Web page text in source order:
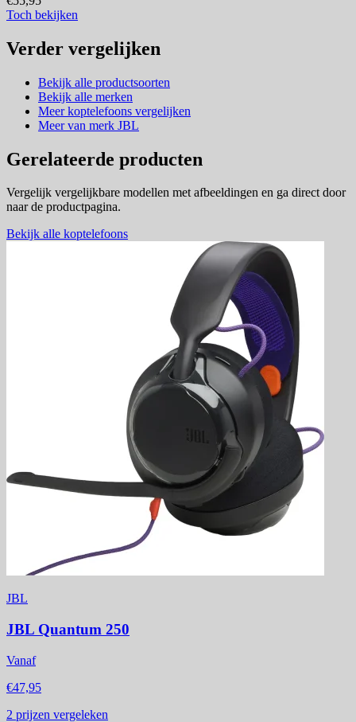
Toch bekijken
Verder vergelijken
Bekijk alle productsoorten
Bekijk alle merken
Meer koptelefoons vergelijken
Meer van merk JBL
Gerelateerde producten
Vergelijk vergelijkbare modellen met afbeeldingen en ga direct door
naar de productpagina.
Bekijk alle koptelefoons
JBL
JBL Quantum 250
Vanaf
€47,95
2 prijzen vergeleken